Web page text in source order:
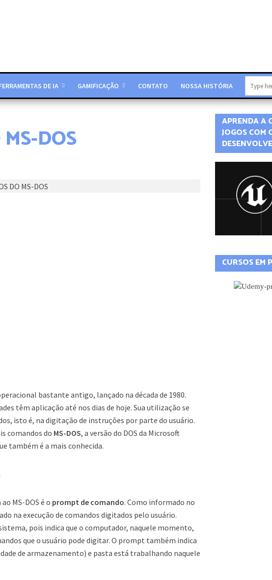
DE IA GAMIFICAÇÃO CONTATO NOSSA HISTÓRIA
DOS
bastante antigo, lançado na década de 1980.
têm aplicação até nos dias de hoje. Sua utilização se
isto é, na digitação de instruções por parte do usuário.
comandos do MS-DOS, a versão do DOS da Microsoft
também é a mais conhecida.
MS-DOS é o prompt de comando. Como informado no
na execução de comandos digitados pelo usuário.
pois indica que o computador, naquele momento,
que o usuário pode digitar. O prompt também indica
de armazenamento) e pasta está trabalhando naquele
APRENDA A
JOGOS COM
CURSOS EM